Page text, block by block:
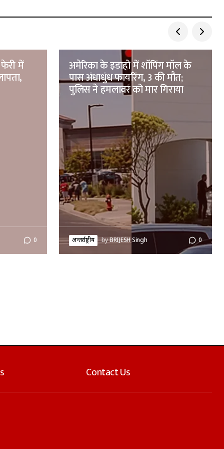
में
0
अमेरिका के इडाहो में शॉपिंग मॉल के
पास अंधाधुंध फायरिंग, 3 की मौत;
पुलिस ने हमलावर को मार गिराया
अन्तर्राष्ट्रीय byBRIJESH Singh 0
Contact Us